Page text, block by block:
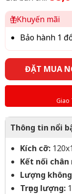
Khuyến mãi
Bảo hành 1
ĐẶT MUA
Giao
Thông tin nổi
Kích cỡ:
Kết nối chân
Lượng
Trọng lượng: